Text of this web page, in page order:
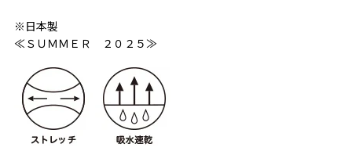
※日本製
≪ＳＵＭＭＥＲ ２０２５≫